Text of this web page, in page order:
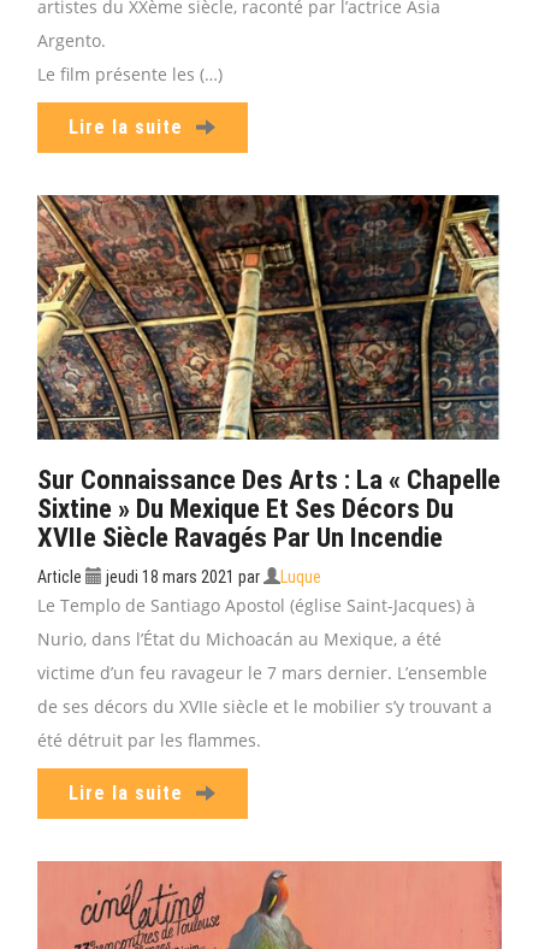
artistes du XXème siècle, raconté par l’actrice Asia
Argento.
Le film présente les (…)
Lire la suite
Sur Connaissance Des Arts : La « Chapelle
Sixtine » Du Mexique Et Ses Décors Du
XVIIe Siècle Ravagés Par Un Incendie
Article jeudi 18 mars 2021 par Luque
Le Templo de Santiago Apostol (église Saint-Jacques) à
Nurio, dans l’État du Michoacán au Mexique, a été
victime d’un feu ravageur le 7 mars dernier. L’ensemble
de ses décors du XVIIe siècle et le mobilier s’y trouvant a
été détruit par les flammes.
Lire la suite